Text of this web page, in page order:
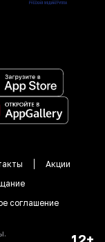
Акции
соглашение